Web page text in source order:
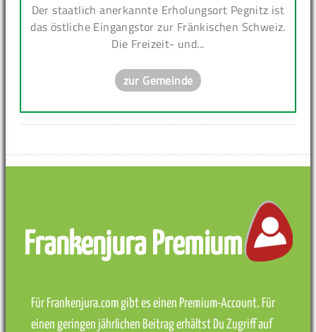
Der staatlich anerkannte Erholungsort Pegnitz ist
das östliche Eingangstor zur Fränkischen Schweiz.
Die Freizeit- und...
zur Gemeinde
Frankenjura Premium
Für Frankenjura.com gibt es einen Premium-Account. Für
einen geringen jährlichen Beitrag erhältst Du Zugriff auf